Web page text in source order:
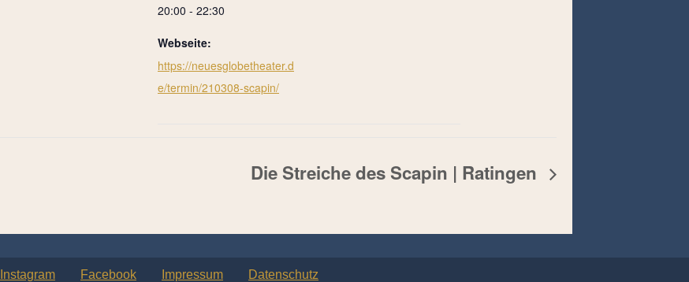
20:00 - 22:30
Webseite:
https://neuesglobetheater.d
e/termin/210308-scapin/
Die Streiche des Scapin | Ratingen
Instagram Facebook Impressum Datenschutz